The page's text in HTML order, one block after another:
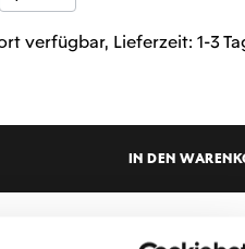
verfügbar, Lieferzeit: 1-3
IN DEN